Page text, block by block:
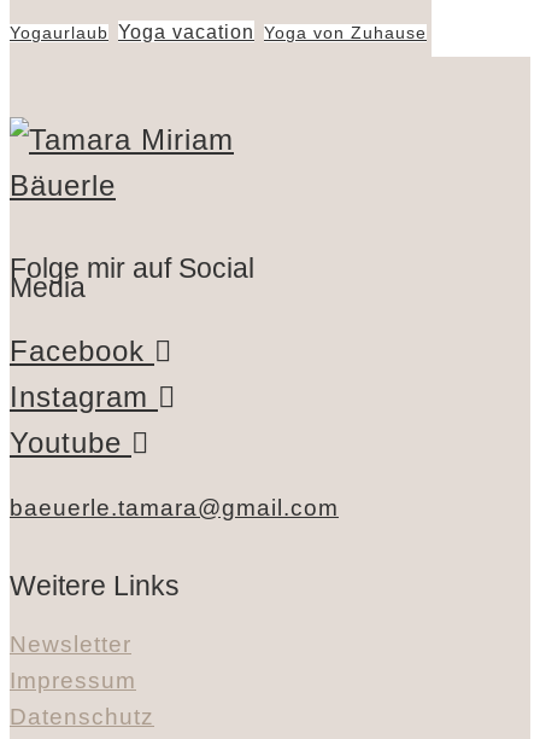
Yogaurlaub Yoga vacation Yoga von Zuhause
Folge mir auf Social
Media
Facebook
Instagram
Youtube
baeuerle.tamara@gmail.com
Weitere Links
Newsletter
Impressum
Datenschutz